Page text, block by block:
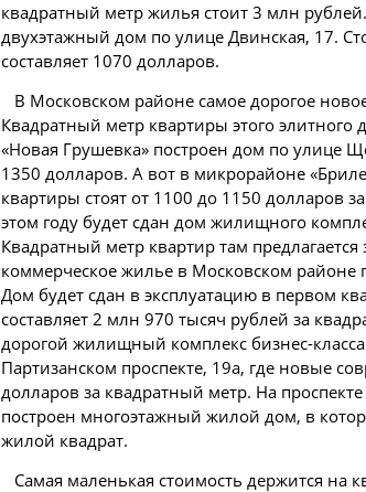
квадратный метр жилья стоит 3 млн
двухэтажный дом по улице Двинская, 17.
составляет 1070 долларов.
В Московском районе самое дорогое
Квадратный метр квартиры этого
«Новая Грушевка» построен дом по улице
1350 долларов. А вот в микрорайоне
квартиры стоят от 1100 до 1150 долларов
этом году будет сдан дом жилищного
Квадратный метр квартир там
коммерческое жилье в Московском районе
Дом будет сдан в эксплуатацию в первом
составляет 2 млн 970 тысяч рублей за
дорогой жилищный комплекс бизнес-
Партизанском проспекте, 19а, где новые
долларов за квадратный метр. На
построен многоэтажный жилой дом, в
жилой квадрат.
Самая маленькая стоимость держится на